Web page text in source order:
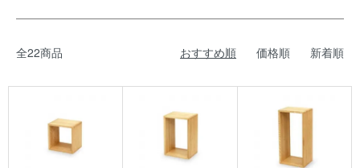
全22商品 おすすめ順 価格順 新着順